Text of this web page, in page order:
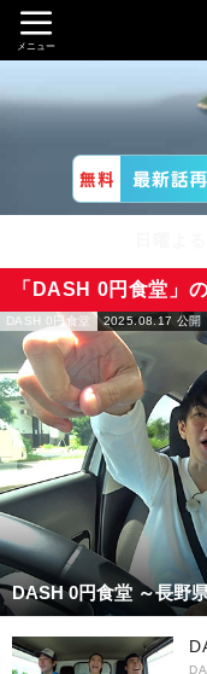
メニュー
「DASH 0円食堂」
DASH 0円食堂 ～長野
DASH 0円食堂 2025.08.17 公開